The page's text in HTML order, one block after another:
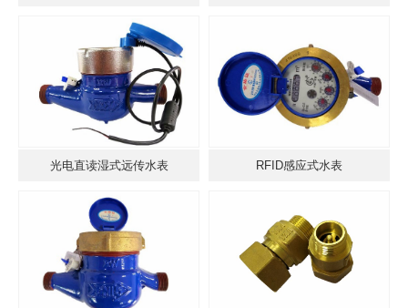
光电直读湿式远传水表 RFID感应式水表